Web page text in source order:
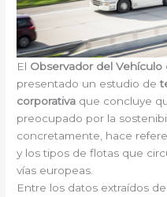
El Observador del Vehículo
presentado un estudio de
corporativa que concluye
preocupado por la
concretamente, hace
y los tipos de flotas que
vías europeas.
Entre los datos extraídos